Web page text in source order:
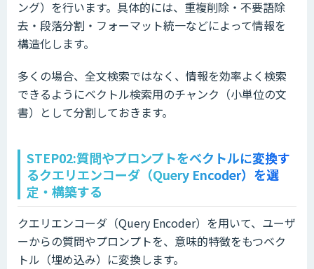
ング）を行います。具体的には、重複削除・不要語除
去・段落分割・フォーマット統一などによって情報を
構造化します。
多くの場合、全文検索ではなく、情報を効率よく検索
できるようにベクトル検索用のチャンク（小単位の文
書）として分割しておきます。
STEP02:質問やプロンプトをベクトルに変換す
るクエリエンコーダ（Query Encoder）を選
定・構築する
クエリエンコーダ（Query Encoder）を用いて、ユーザ
ーからの質問やプロンプトを、意味的特徴をもつベク
トル（埋め込み）に変換します。